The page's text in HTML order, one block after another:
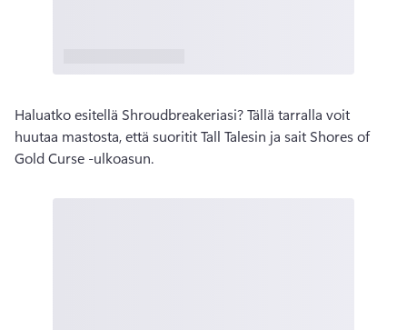
Haluatko esitellä Shroudbreakeriasi? Tällä tarralla voit
huutaa mastosta, että suoritit Tall Talesin ja sait Shores of
Gold Curse -ulkoasun.